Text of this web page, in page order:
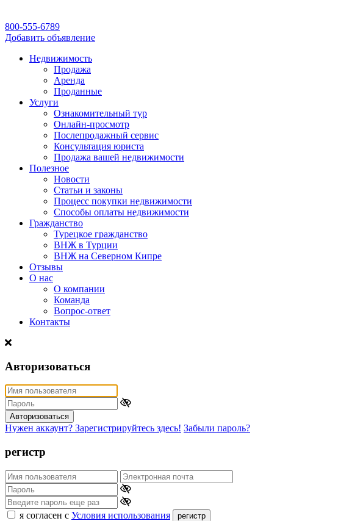
800-555-6789
Добавить объявление
Недвижимость
Продажа
Аренда
Проданные
Услуги
Ознакомительный тур
Онлайн-просмотр
Послепродажный сервис
Консультация юриста
Продажа вашей недвижимости
Полезное
Новости
Статьи и законы
Процесс покупки недвижимости
Способы оплаты недвижимости
Гражданство
Турецкое гражданство
ВНЖ в Турции
ВНЖ на Северном Кипре
Отзывы
О нас
О компании
Команда
Вопрос-ответ
Контакты
Авторизоваться
Авторизоваться
Нужен аккаунт? Зарегистрируйтесь здесь! Забыли пароль?
регистр
я согласен с Условия использования регистр